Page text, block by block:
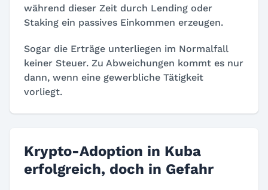
während dieser Zeit durch Lending oder
Staking ein passives Einkommen erzeugen.
Sogar die Erträge unterliegen im Normalfall
keiner Steuer. Zu Abweichungen kommt es nur
dann, wenn eine gewerbliche Tätigkeit
vorliegt.
Krypto-Adoption in Kuba
erfolgreich, doch in Gefahr